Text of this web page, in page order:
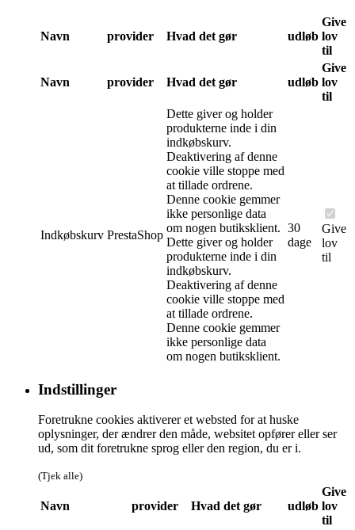
Navn provider Hvad det gør udløb
Give
lov
til
Navn provider Hvad det gør udløb
Give
lov
til
Indkøbskurv PrestaShop
Dette giver og holder
produkterne inde i din
indkøbskurv.
Deaktivering af denne
cookie ville stoppe med
at tillade ordrene.
Denne cookie gemmer
ikke personlige data
om nogen butiksklient.
Dette giver og holder
produkterne inde i din
indkøbskurv.
Deaktivering af denne
cookie ville stoppe med
at tillade ordrene.
Denne cookie gemmer
ikke personlige data
om nogen butiksklient.
30
dage
Give
lov
til
Indstillinger
Foretrukne cookies aktiverer et websted for at huske
oplysninger, der ændrer den måde, websitet opfører eller ser
ud, som dit foretrukne sprog eller den region, du er i.
(Tjek alle)
Navn provider Hvad det gør udløb
Give
lov
til